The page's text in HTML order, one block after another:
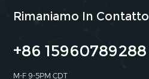
Rimaniamo In Contatto
+86 15960789288
M-F 9-5PM CDT